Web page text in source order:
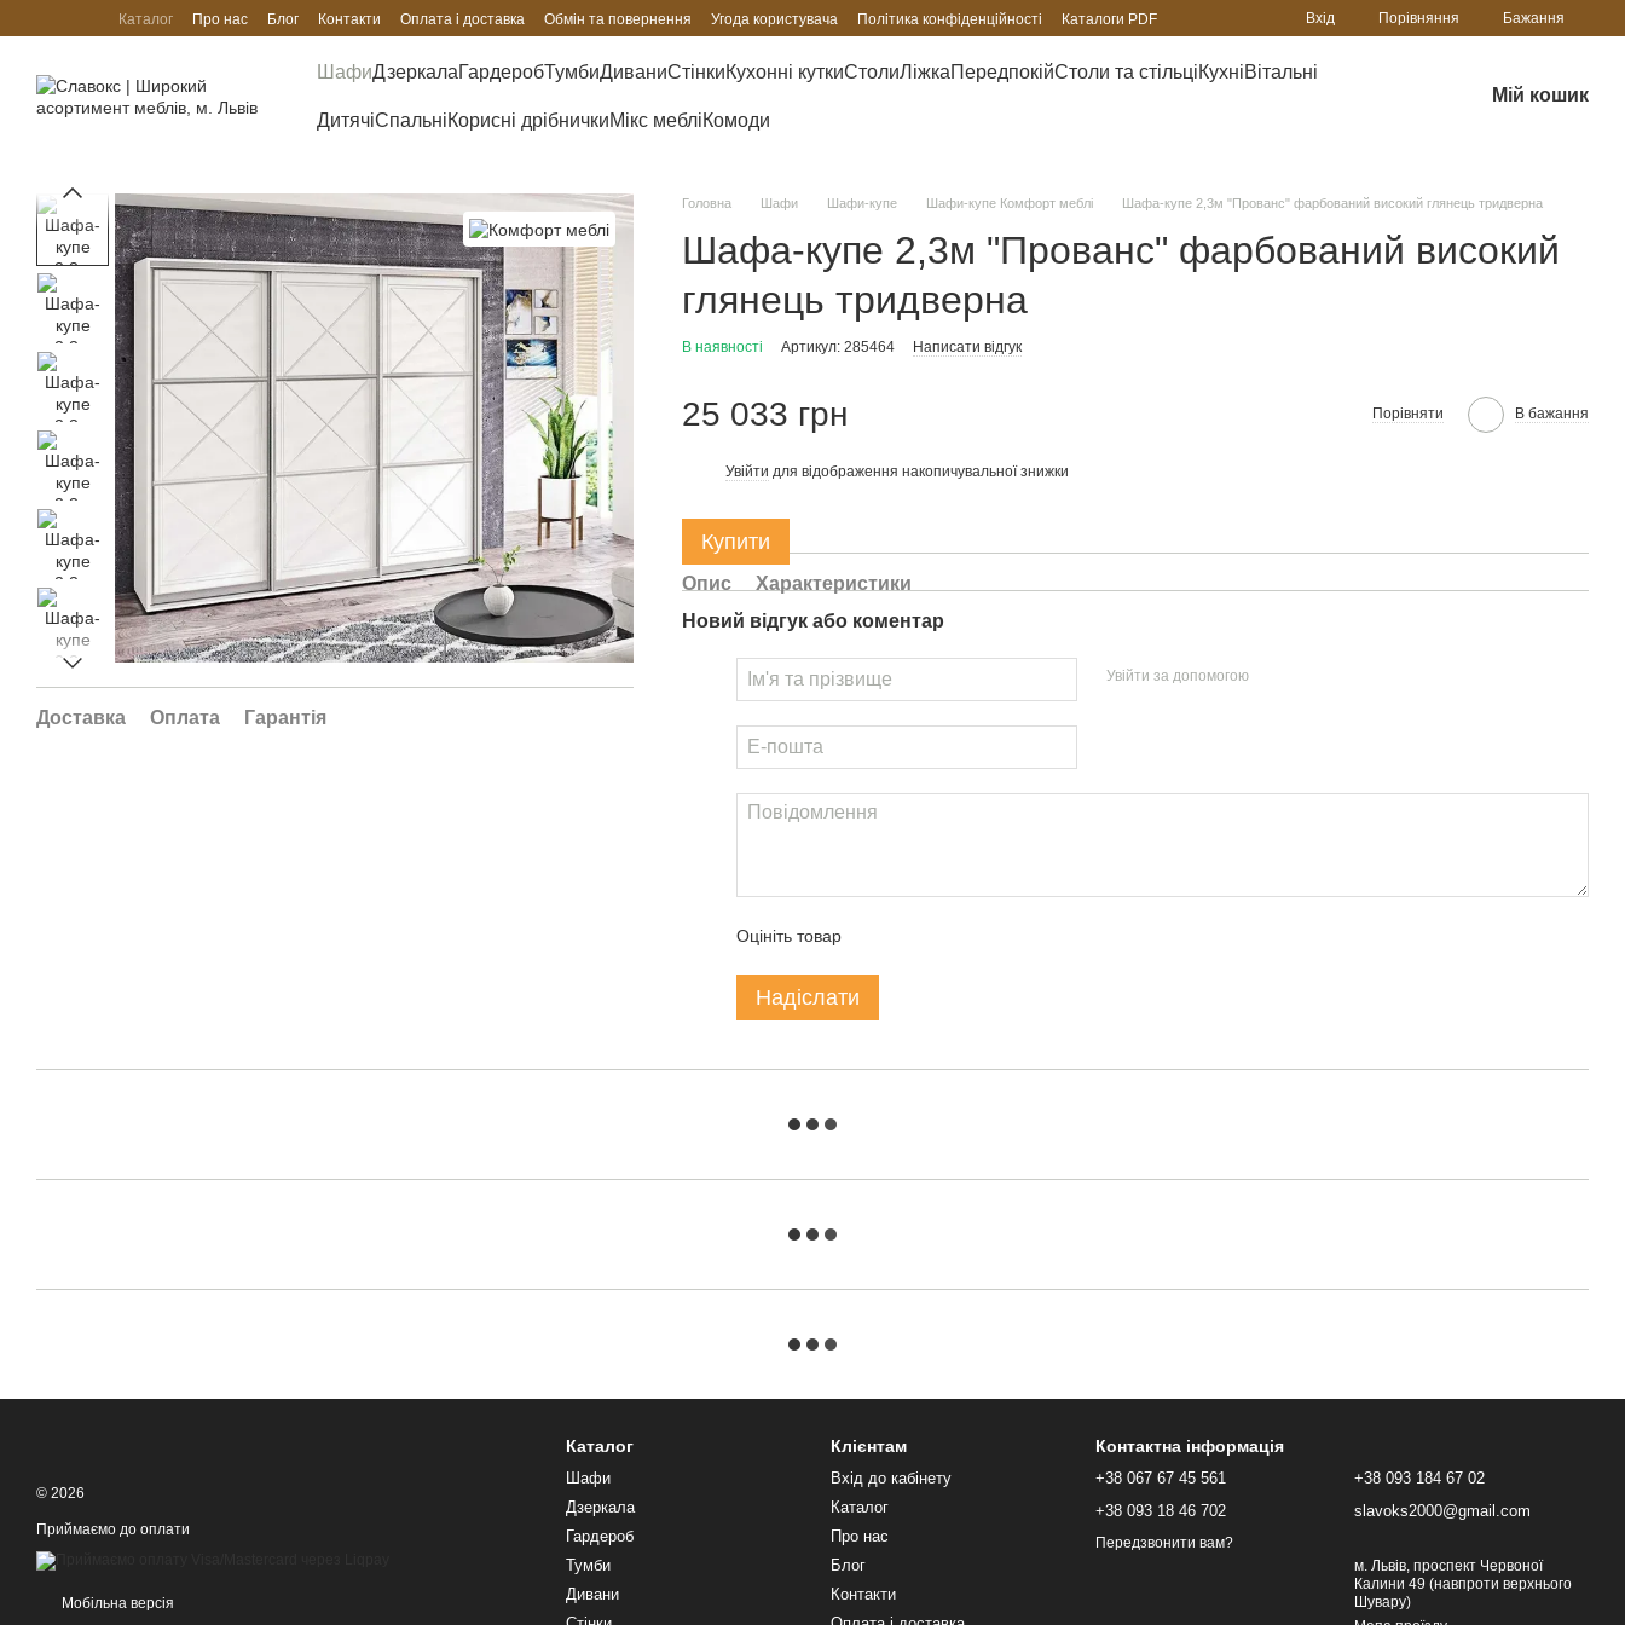
Перейти до основного контенту
Каталог Про нас Блог Контакти Оплата і доставка Обмін та повернення Угода користувача Політика конфіденційності Каталоги PDF Вхід Порівняння Бажання
ШафиДзеркалаГардеробТумбиДиваниСтінкиКухонні куткиСтолиЛіжкаПередпокійСтоли та стільціКухніВітальні
ДитячіСпальніКорисні дрібничкиМікс мебліКомоди
Мій кошик
Доставка Оплата Гарантія
Головна Шафи Шафи-купе Шафи-купе Комфорт меблі Шафа-купе 2,3м "Прованс" фарбований високий глянець тридверна
Шафа-купе 2,3м "Прованс" фарбований високий
глянець тридверна
В наявності Артикул: 285464 Написати відгук
25 033 грн Порівняти В бажання
Увійти для відображення накопичувальної знижки
Купити
Опис
Характеристики
Новий відгук або коментар
Увійти за допомогою
Оцініть товар
Надіслати
© 2026
Приймаємо до оплати
Мобільна версія
Каталог
Шафи
Дзеркала
Гардероб
Тумби
Дивани
Клієнтам
Вхід до кабінету
Каталог
Про нас
Блог
Контакти
Контактна інформація
+38 067 67 45 561
+38 093 18 46 702
Передзвонити вам?
+38 093 184 67 02
slavoks2000@gmail.com
м. Львів, проспект Червоної
Калини 49 (навпроти верхнього
Шувару)